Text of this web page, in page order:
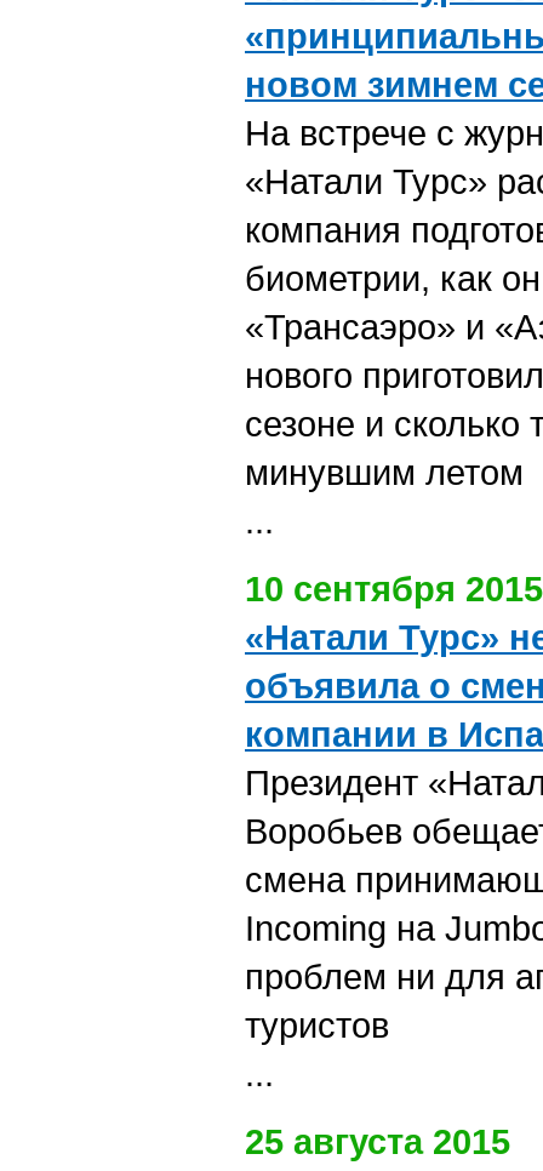
новом зимнем
На встрече с
«Натали Турс»
компания
биометрии, как
«Трансаэро» и
нового
сезоне и сколько
минувшим летом
...
10 сентября 2015
«Натали Турс»
объявила о
компании в
Президент
Воробьев
смена
Incoming на
проблем ни для
туристов
...
25 августа 2015